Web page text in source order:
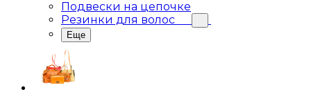
Подвески на цепочке
Резинки для волос
Еще